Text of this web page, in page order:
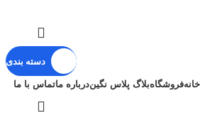
دسته بندی
خانهفروشگاهبلاگ پلاس نگیندرباره ماتماس با ما